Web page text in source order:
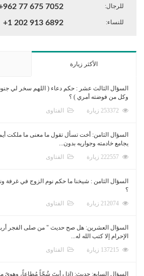
للرجال: 77 675 7052
للنساء: +1 202 913 6892
الأكثر زيارة
السؤال الثالث عشر : حكم دعاء ( اللهم سخر لي
وكل من فوضته أمري ) ؟
الفتاوى
السؤال الثامن: أخت تسأل تقول ما معنى ما ملكت
يجامع خادمته وجواريه بدون...
الفتاوى
السؤال الثامن : شيخنا ما حكم نوم الزوج في غرفة
؟
الفتاوى
السؤال العشرين: هل صح حديث " من صلى الفجر
الإحرام إلا كتب الله له...
الفتاوى
السؤال السابع: حديث: (إذا رأيتَ شُحّاً مُطاعاً، وهوىً